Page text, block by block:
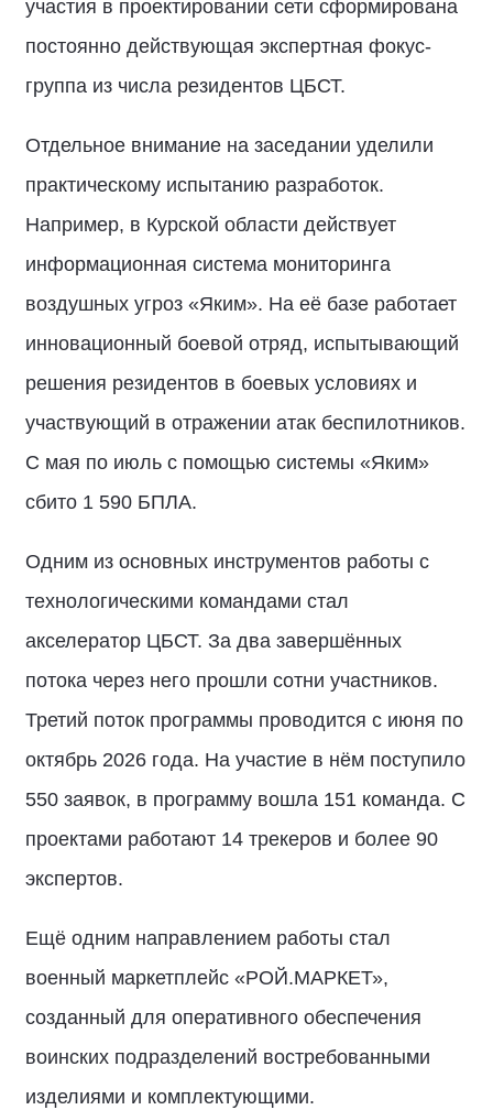
участия в проектировании сети сформирована
постоянно действующая экспертная фокус-
группа из числа резидентов ЦБСТ.
Отдельное внимание на заседании уделили
практическому испытанию разработок.
Например, в Курской области действует
информационная система мониторинга
воздушных угроз «Яким». На её базе работает
инновационный боевой отряд, испытывающий
решения резидентов в боевых условиях и
участвующий в отражении атак беспилотников.
С мая по июль с помощью системы «Яким»
сбито 1 590 БПЛА.
Одним из основных инструментов работы с
технологическими командами стал
акселератор ЦБСТ. За два завершённых
потока через него прошли сотни участников.
Третий поток программы проводится с июня по
октябрь 2026 года. На участие в нём поступило
550 заявок, в программу вошла 151 команда. С
проектами работают 14 трекеров и более 90
экспертов.
Ещё одним направлением работы стал
военный маркетплейс «РОЙ.МАРКЕТ»,
созданный для оперативного обеспечения
воинских подразделений востребованными
изделиями и комплектующими.